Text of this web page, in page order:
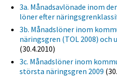
3a. Månadsavlönade inom
löner efter
3b. Månadslöner inom
näringsgren (TOL 2008) och
(30.4.2010)
3c. Månadslöner inom
största näringsgren 2009